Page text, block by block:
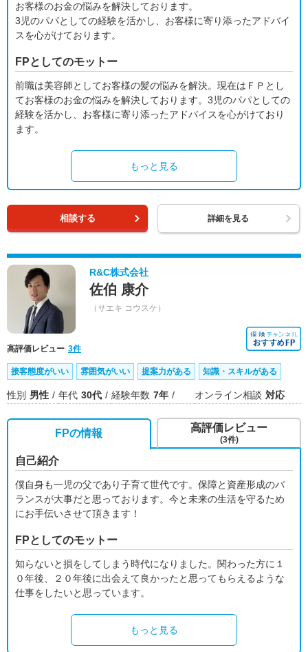
お客様のお金の悩みを解決しております。
3児のパパとしての経験を活かし、お客様に寄り添ったアドバイ
スを心がけております。
FPとしてのモットー
前職は美容師としてお客様の髪の悩みを解決。現在はＦＰとし
てお客様のお金の悩みを解決しております。3児のパパとしての
経験を活かし、お客様に寄り添ったアドバイスを心がけており
ます。
もっと見る
相談する 詳細を見る
R&C株式会社
佐伯 康介
（サエキ コウスケ）
高評価レビュー 3件
接客態度がいい 雰囲気がいい 提案力がある 知識・スキルがある
性別 男性 年代 30代 経験年数 7年 オンライン相談 対応
FPの情報
自己紹介
僕自身も一児の父であり子育て世代です。保障と資産形成のバ
ランスが大事だと思っております。今と未来の生活を守るため
にお手伝いさせて頂きます！
FPとしてのモットー
知らないと損をしてしまう時代になりました。関わった方に１
０年後、２０年後に出会えて良かったと思ってもらえるような
仕事をしたいと思っています。
もっと見る
高評価レビュー
(3件)